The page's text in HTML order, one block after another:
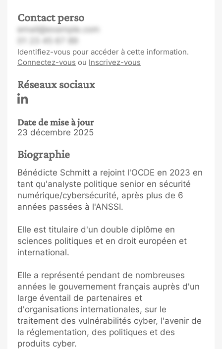
Contact perso
email@example.com
Identifiez-vous pour accéder à cette information.
Connectez-vous ou Inscrivez-vous
Réseaux sociaux
Date de mise à jour
23 décembre 2025
Biographie
Bénédicte Schmitt a rejoint l'OCDE en 2023 en
tant qu'analyste politique senior en sécurité
numérique/cybersécurité, après plus de 6
années passées à l'ANSSI.
Elle est titulaire d'un double diplôme en
sciences politiques et en droit européen et
international.
Elle a représenté pendant de nombreuses
années le gouvernement français auprès d'un
large éventail de partenaires et
d'organisations internationales, sur le
traitement des vulnérabilités cyber, l'avenir de
la réglementation, des politiques et des
produits cyber.